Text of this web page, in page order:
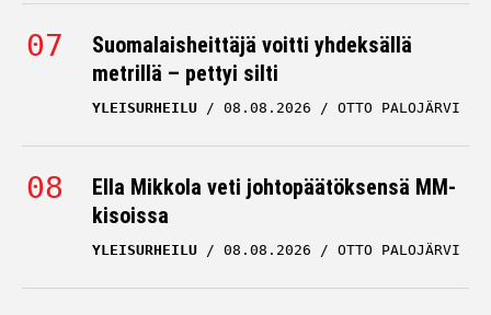
Suomalaisheittäjä voitti yhdeksällä
metrillä – pettyi silti
YLEISURHEILU 08.08.2026 OTTO PALOJÄRVI
Ella Mikkola veti johtopäätöksensä MM-
kisoissa
YLEISURHEILU 08.08.2026 OTTO PALOJÄRVI